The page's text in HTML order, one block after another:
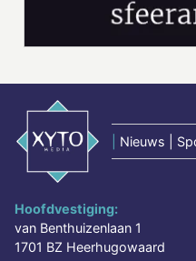
Nieuws |
Hoofdvestiging:
van Benthuizenlaan 1
1701 BZ Heerhugowaard